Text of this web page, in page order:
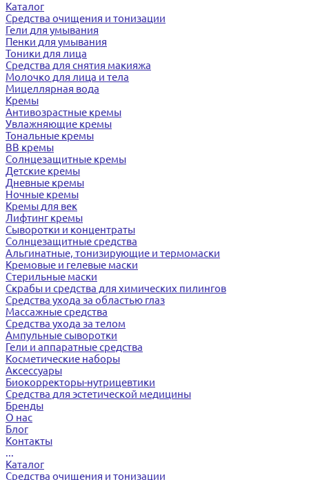
Каталог
Средства очищения и тонизации
Гели для умывания
Пенки для умывания
Тоники для лица
Средства для снятия макияжа
Молочко для лица и тела
Мицеллярная вода
Кремы
Антивозрастные кремы
Увлажняющие кремы
Тональные кремы
BB кремы
Солнцезащитные кремы
Детские кремы
Дневные кремы
Ночные кремы
Кремы для век
Лифтинг кремы
Сыворотки и концентраты
Солнцезащитные средства
Альгинатные, тонизирующие и термомаски
Кремовые и гелевые маски
Стерильные маски
Скрабы и средства для химических пилингов
Средства ухода за областью глаз
Массажные средства
Средства ухода за телом
Ампульные сыворотки
Гели и аппаратные средства
Косметические наборы
Аксессуары
Биокорректоры-нутрицевтики
Средства для эстетической медицины
Бренды
О нас
Блог
Контакты
...
Каталог
Средства очищения и тонизации